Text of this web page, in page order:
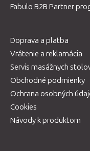
Fabulo B2B Partner
Doprava a platba
Vrátenie a reklamácia
Servis masážnych
Obchodné podmienky
Ochrana osobných
Cookies
Návody k produktom